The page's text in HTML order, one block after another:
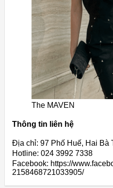
The MAVEN
Thông tin liên hệ
Địa chỉ: 97 Phố Huế, Hai Bà
Hotline: 024 3992 7338
Facebook: https://
2158468721033905/